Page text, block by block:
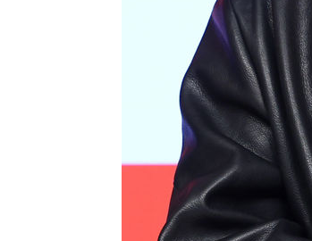
[속보]코스닥, 2.86포인트(0.36%) 내린
[속보]코스피, 6200선 약보합…0.60% 내
[속보]원·달러 환율, 7.7원 내린 1416.1원
[속보] 노원서 40.1도 관측…서울, 2018년
[속보]종합특검, '계엄 수용공간 확보' 신용
외신들도 주목한 韓축구 파문…"국민적 공
11시간 압수수색에 성접대 파문까지…'쑥
[속보]규제합리화위원회 부위원장에 김태